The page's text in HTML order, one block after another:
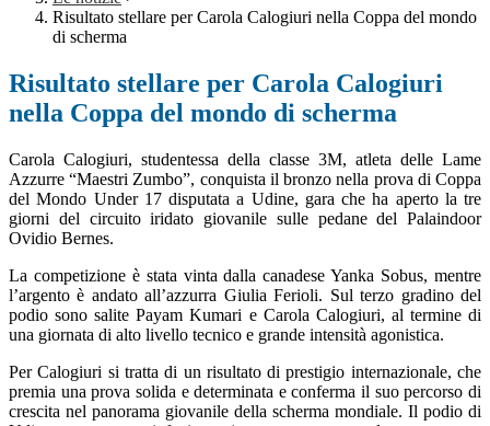
Risultato stellare per Carola Calogiuri nella Coppa del mondo
di scherma
Risultato stellare per Carola Calogiuri
nella Coppa del mondo di scherma
Carola Calogiuri, studentessa della classe 3M, atleta delle Lame
Azzurre “Maestri Zumbo”, conquista il bronzo nella prova di Coppa
del Mondo Under 17 disputata a Udine, gara che ha aperto la tre
giorni del circuito iridato giovanile sulle pedane del Palaindoor
Ovidio Bernes.
La competizione è stata vinta dalla canadese Yanka Sobus, mentre
l’argento è andato all’azzurra Giulia Ferioli. Sul terzo gradino del
podio sono salite Payam Kumari e Carola Calogiuri, al termine di
una giornata di alto livello tecnico e grande intensità agonistica.
Per Calogiuri si tratta di un risultato di prestigio internazionale, che
premia una prova solida e determinata e conferma il suo percorso di
crescita nel panorama giovanile della scherma mondiale. Il podio di